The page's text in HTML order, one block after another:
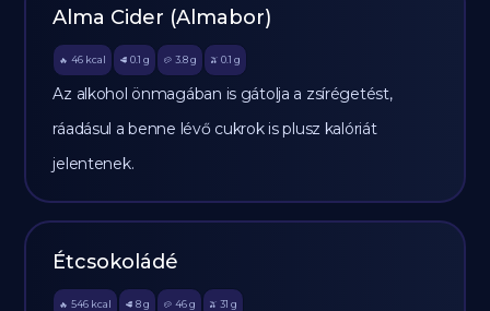
Alma Cider (Almabor)
🔥 46 kcal 🥩 0.1 g 🥔 3.8g 🫒 0.1 g
Az alkohol önmagában is gátolja a zsírégetést,
ráadásul a benne lévő cukrok is plusz kalóriát
jelentenek.
Étcsokoládé
🔥 546 kcal 🥩 8 g 🥔 46g 🫒 31 g